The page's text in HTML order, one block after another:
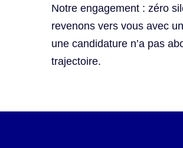
Notre engagement : zéro
revenons vers vous avec
une candidature n’a pas
trajectoire.